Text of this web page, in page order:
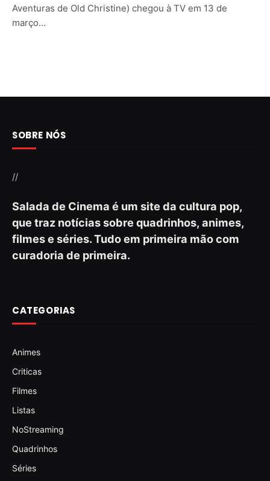
Aventuras de Old Christine) chegou à TV em 13 de
março…
SOBRE NÓS
//
Salada de Cinema é um site da cultura pop,
que traz notícias sobre quadrinhos, animes,
filmes e séries. Tudo em primeira mão com
curadoria de primeira.
CATEGORIAS
Animes
Criticas
Filmes
Listas
NoStreaming
Quadrinhos
Séries